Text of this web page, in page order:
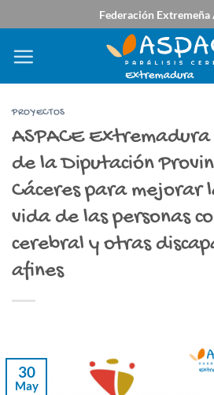
al
contenido
Federación Extremeña
PROYECTOS
ASPACE
de la Diputación
Cáceres para mejorar
vida de las personas
cerebral y otras
afines
30
May